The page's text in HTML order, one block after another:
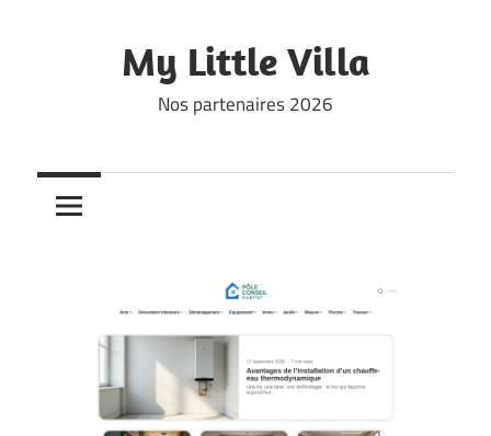
My Little Villa
Nos partenaires 2026